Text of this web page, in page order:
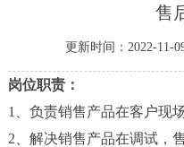
闻
心
应
售
更新时间：2022-
岗位职责：
1、负责销售产品在客户现
2、解决销售产品在调试，